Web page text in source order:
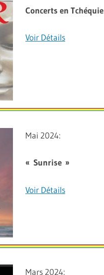
Concerts en Tchéquie
Voir Détails
Mai 2024:
« Sunrise »
Voir Détails
Mars 2024: